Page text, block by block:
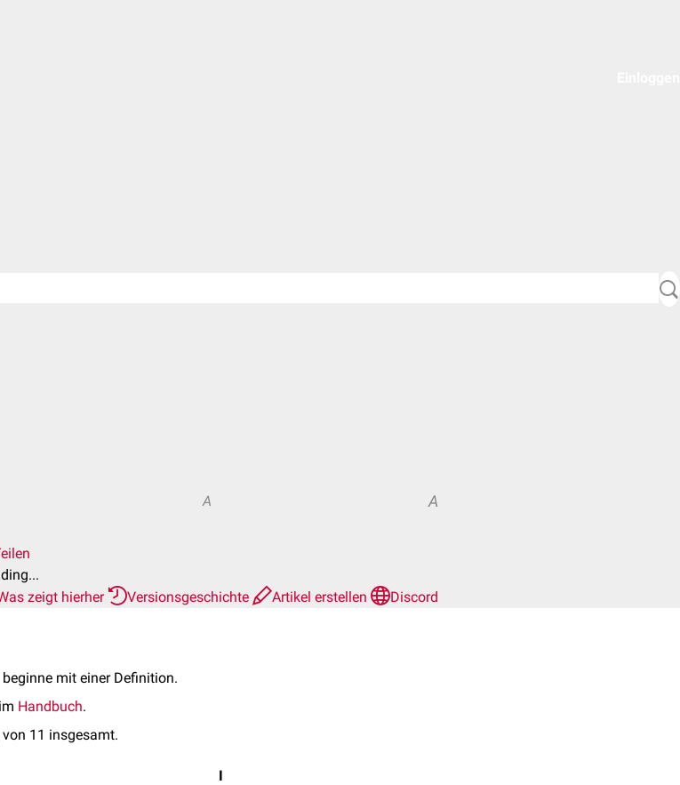
A A
zeigt hierher
Versionsgeschichte Artikel erstellen Discord
beginne mit einer Definition.
Handbuch.
11 insgesamt.
I